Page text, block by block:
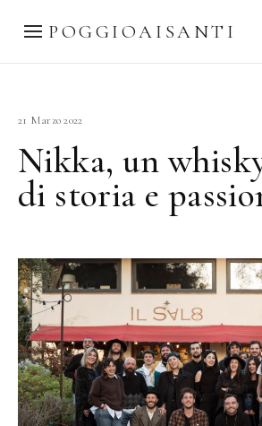
POGGIOAISANTI
21 Marzo 2022
Nikka, un
di storia e